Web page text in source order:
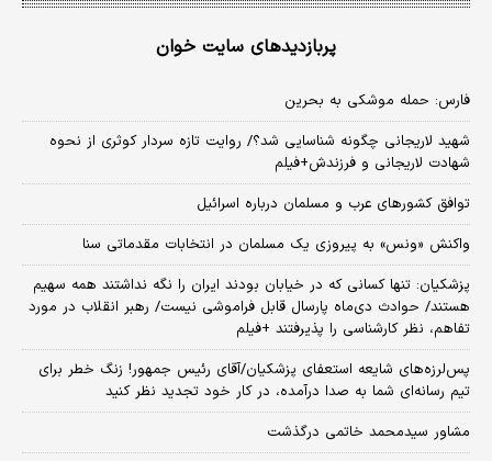
پربازدیدهای سایت خوان
فارس: حمله موشکی به بحرین
شهید لاریجانی چگونه شناسایی شد؟/ روایت تازه سردار کوثری از نحوه
شهادت لاریجانی و فرزندش+فیلم
توافق کشورهای عرب و مسلمان درباره اسرائیل
واکنش «ونس» به پیروزی یک مسلمان در انتخابات مقدماتی سنا
پزشکیان: تنها کسانی که در خیابان بودند ایران را نگه نداشتند همه سهیم
هستند/ حوادث دی‌ماه پارسال قابل فراموشی نیست/ رهبر انقلاب در مورد
تفاهم، نظر کارشناسی را پذیرفتند +فیلم
پس‌لرزه‌های شایعه استعفای پزشکیان/آقای رئیس جمهور! زنگ خطر برای
تیم رسانه‌ای شما به صدا درآمده، در کار خود تجدید نظر کنید
مشاور سیدمحمد خاتمی درگذشت